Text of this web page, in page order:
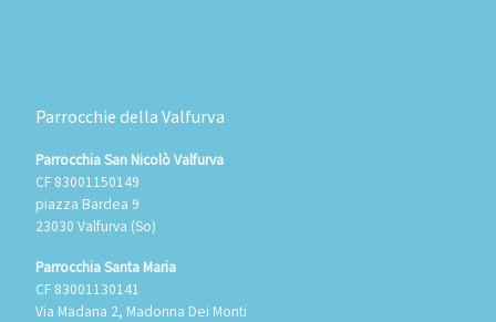
Parrocchie della Valfurva
Parrocchia San Nicolò Valfurva
CF 83001150149
piazza Bardea 9
23030 Valfurva (So)
Parrocchia Santa Maria
CF 83001130141
Via Madana 2, Madonna Dei Monti